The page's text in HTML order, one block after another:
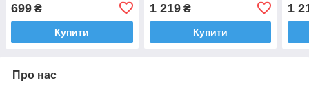
699 ₴
Купити
1 219₴
Купити
1
Про нас